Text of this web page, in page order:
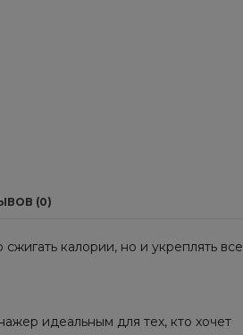
(0)
калории, но и укреплять все
идеальным для тех, кто хочет